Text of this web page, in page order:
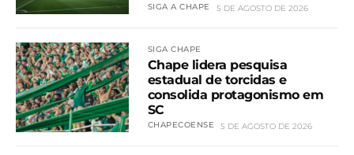
SIGA A CHAPE 5 DE AGOSTO DE 2026
SIGA CHAPE
Chape lidera pesquisa
estadual de torcidas e
consolida protagonismo em
SC
CHAPECOENSE 5 DE AGOSTO DE 2026